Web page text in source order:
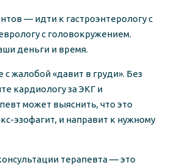
— идти к гастроэнтерологу с
с головокружением.
деньги и время.
жалобой «давит в груди». Без
кардиологу за ЭКГ и
может выяснить, что это
эзофагит, и направит к нужному
терапевта — это